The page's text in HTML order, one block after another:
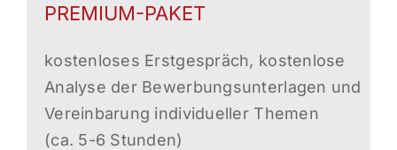
PREMIUM-PAKET
kostenloses Erstgespräch, kostenlose
Analyse der Bewerbungsunterlagen und
Vereinbarung individueller Themen
(ca. 5-6 Stunden)